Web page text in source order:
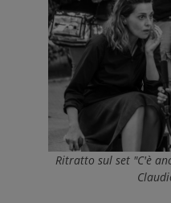
Ritratto sul set "C'è